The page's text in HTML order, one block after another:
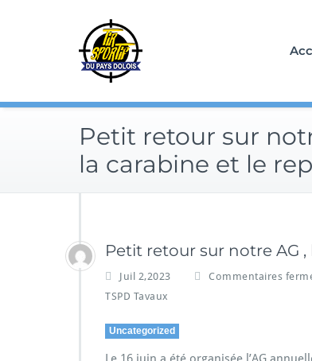
Petit retour sur
la carabine et le
Petit retour sur notre AG
Juil 2,2023 Commentaires
TSPD Tavaux
Uncategorized